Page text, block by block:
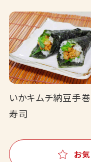
いかキムチ納豆手
寿司
お